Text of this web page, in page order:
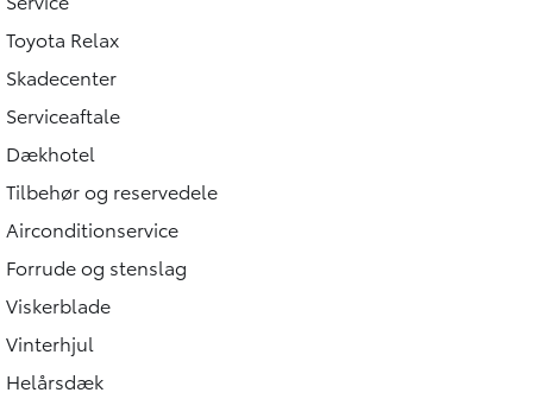
Toyota Relax
Skadecenter
Serviceaftale
Dækhotel
Tilbehør og reservedele
Airconditionservice
Forrude og stenslag
Viskerblade
Vinterhjul
Helårsdæk